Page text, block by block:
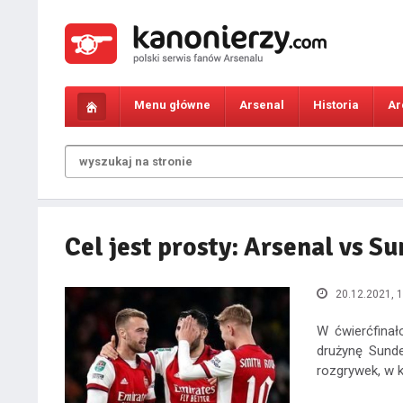
Menu główne Arsenal Historia
Cel jest prosty: Arsenal vs
20.12.2021,
W
drużynę
rozgrywek, w